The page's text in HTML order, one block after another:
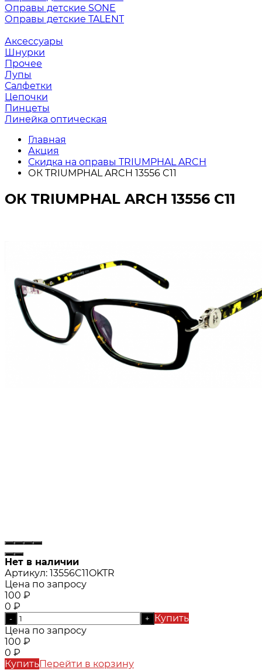
Оправы детские SONE
Оправы детские TALENT
Аксессуары
Шнурки
Прочее
Лупы
Салфетки
Цепочки
Пинцеты
Линейка оптическая
Главная
Акция
Скидка на оправы TRIUMPHAL ARCH
ОК TRIUMPHAL ARCH 13556 C11
ОК TRIUMPHAL ARCH 13556 C11
Нет в наличии
Артикул: 13556C11OKTR
Цена по запросу
100 ₽
0 ₽
- +
Купить
Цена по запросу
100 ₽
0 ₽
КупитьПерейти в корзину